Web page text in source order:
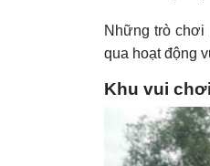
Những trò chơi
qua hoạt động
Khu vui